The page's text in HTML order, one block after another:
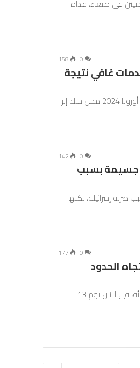
في صنعاء، غداة
0
158
غافي نتيجة
أصبحت مشاركة لاعب وسط المنتخب الإسباني ونادي برشلونة في نهائيات كأس أوروبا 2024 محل شك إثر
0
142
جسيمة بسبب
إسرائيلة، لكنها
0
177
الحدود
أكدت منظمة مراسلون بلا حدود أن مقتل الصحفي بتلفزيون رويترز عصام عبد الله، في لبنان يوم 13